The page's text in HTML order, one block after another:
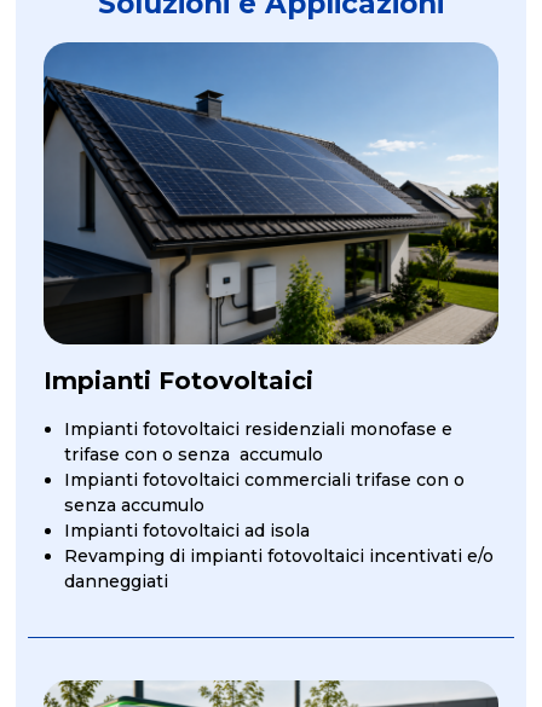
Impianti Fotovoltaici
Impianti fotovoltaici residenziali monofase e
trifase con o senza accumulo
Impianti fotovoltaici commerciali trifase con o
senza accumulo
Impianti fotovoltaici ad isola
Revamping di impianti fotovoltaici incentivati e/o
danneggiati